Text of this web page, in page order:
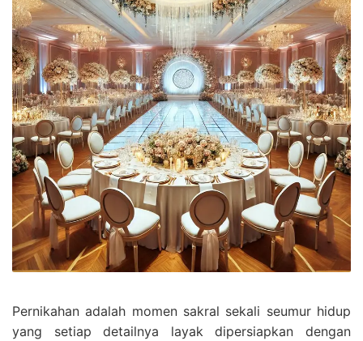
Pernikahan adalah momen sakral sekali seumur hidup
yang setiap detailnya layak dipersiapkan dengan